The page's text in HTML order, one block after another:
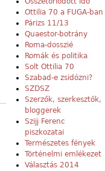
Ottilia 70 a FUGA-ban
Párizs 11/13
Quaestor-botrány
Roma-dosszié
Romák és politika
Solt Ottilia 70
Szabad-e zsidózni?
SZDSZ
Szerzők, szerkesztők,
bloggerek
Szijj Ferenc
piszkozatai
Természetes fények
Történelmi emlékezet
Választás 2014